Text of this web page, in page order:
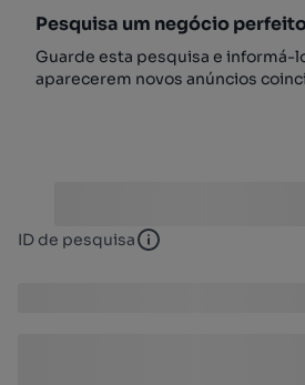
Pesquisa um negócio
Guarde esta pesquisa e informá-
aparecerem novos anúncios
ID de pesquisa ID de pesquisa